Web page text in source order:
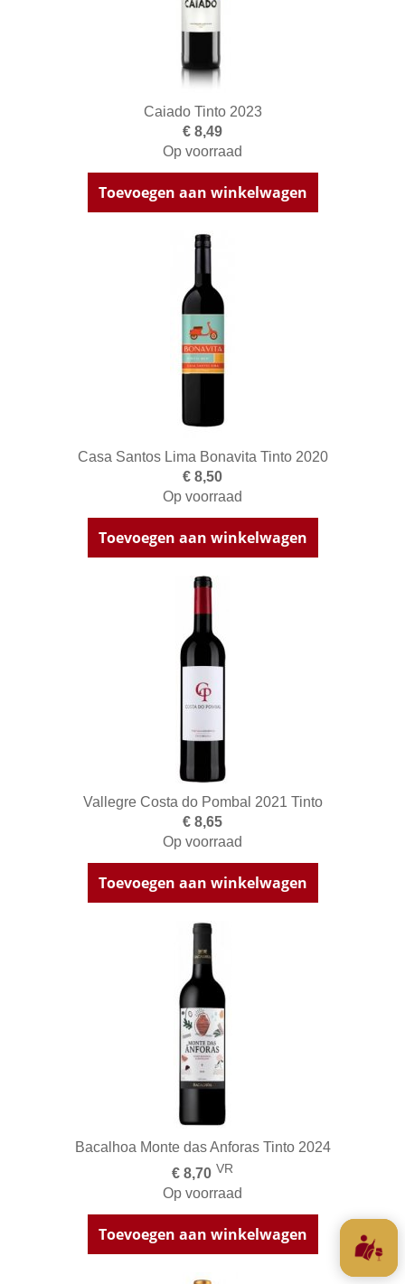
Caiado Tinto 2023
€ 8,49
Op voorraad
Toevoegen aan winkelwagen
Casa Santos Lima Bonavita Tinto 2020
€ 8,50
Op voorraad
Toevoegen aan winkelwagen
Vallegre Costa do Pombal 2021 Tinto
€ 8,65
Op voorraad
Toevoegen aan winkelwagen
Bacalhoa Monte das Anforas Tinto 2024
€ 8,70 VR
Op voorraad
Toevoegen aan winkelwagen